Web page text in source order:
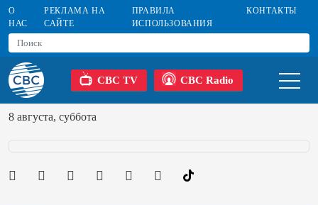
О
НАС
РЕКЛАМА НА
САЙТЕ
ПРАВИЛА
ИСПОЛЬЗОВАНИЯ
КОНТАКТЫ
CBC TV CBC Radio
8 августа, суббота